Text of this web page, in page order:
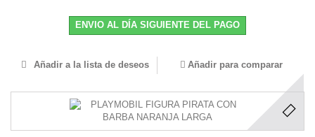
ENVIO AL DÍA SIGUIENTE DEL PAGO
Añadir a la lista de deseos Añadir para comparar